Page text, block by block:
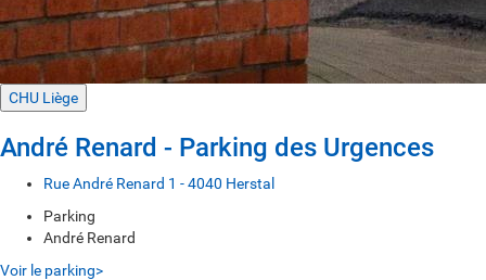
CHU Liège
André Renard - Parking des Urgences
Rue André Renard 1 - 4040 Herstal
Parking
André Renard
Voir le parking>